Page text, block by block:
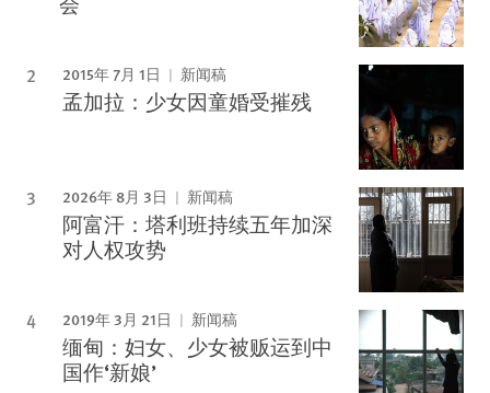
2015年 7月 1日 新闻稿
孟加拉：少女因童婚受摧残
2026年 8月 3日 新闻稿
阿富汗：塔利班持续五年加深
对人权攻势
2019年 3月 21日 新闻稿
缅甸：妇女、少女被贩运到中
国作‘新娘’